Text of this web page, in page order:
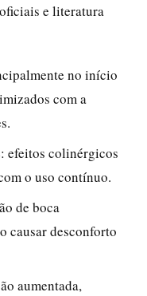
e literatura
no início
com a
: efeitos colinérgicos
o uso contínuo.
de boca
causar desconforto
aumentada,